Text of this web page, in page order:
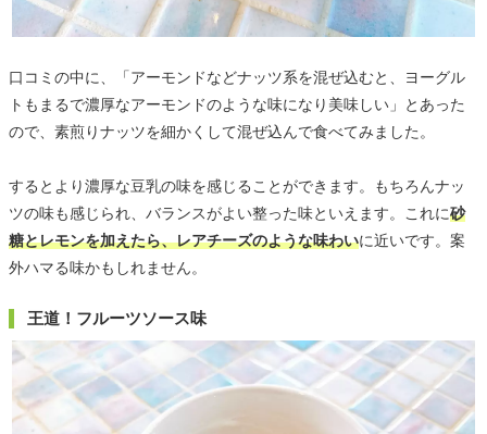
口コミの中に、「アーモンドなどナッツ系を混ぜ込むと、ヨーグル
トもまるで濃厚なアーモンドのような味になり美味しい」とあった
ので、素煎りナッツを細かくして混ぜ込んで食べてみました。
するとより濃厚な豆乳の味を感じることができます。もちろんナッ
ツの味も感じられ、バランスがよい整った味といえます。これに砂
糖とレモンを加えたら、レアチーズのような味わいに近いです。案
外ハマる味かもしれません。
王道！フルーツソース味